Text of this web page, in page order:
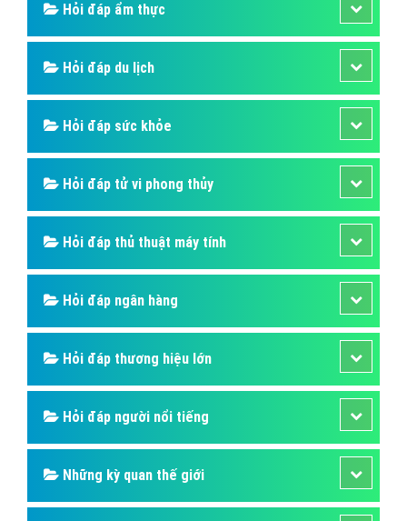
Hỏi đáp ẩm thực
Hỏi đáp du lịch
Hỏi đáp sức khỏe
Hỏi đáp tử vi phong thủy
Hỏi đáp thủ thuật máy tính
Hỏi đáp ngân hàng
Hỏi đáp thương hiệu lớn
Hỏi đáp người nổi tiếng
Những kỳ quan thế giới